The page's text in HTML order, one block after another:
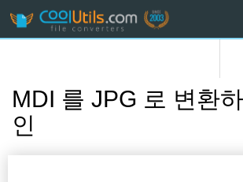
MDI 를 JPG 로 변환
인